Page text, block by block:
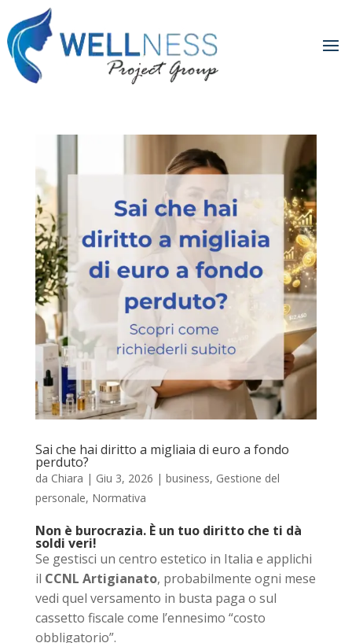
Sai che hai diritto a migliaia di euro a fondo
perduto?
da Chiara | Giu 3, 2026 | business, Gestione del
personale, Normativa
Non è burocrazia. È un tuo diritto che ti dà
soldi veri!
Se gestisci un centro estetico in Italia e applichi
il CCNL Artigianato, probabilmente ogni mese
vedi quel versamento in busta paga o sul
cassetto fiscale come l’ennesimo “costo
obbligatorio”.